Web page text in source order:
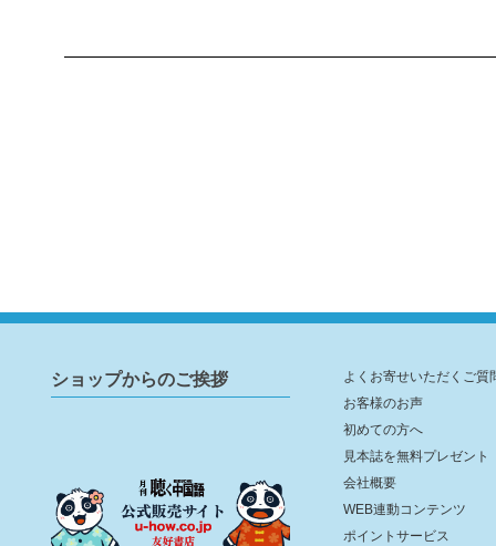
ショップからのご挨拶
よくお寄せいただくご質
お客様のお声
初めての方へ
見本誌を無料プレゼント
会社概要
WEB連動コンテンツ
ポイントサービス